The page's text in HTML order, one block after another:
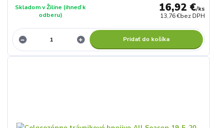
16,92 €/ks
13,76 €bez DPH
Skladom v Žiline (ihneď k
odberu)
Pridať do košíka